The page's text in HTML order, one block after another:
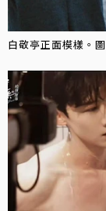
白敬亭正面模樣。